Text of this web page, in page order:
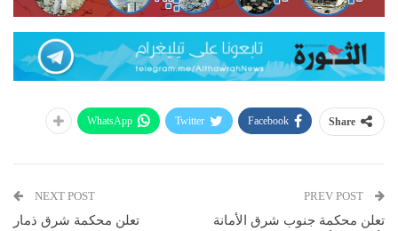
Share
Facebook
Twitter
WhatsApp
تعلن محكمة جنوب شرق الأمانة
NEXT POST
تعلن محكمة شرق ذمار